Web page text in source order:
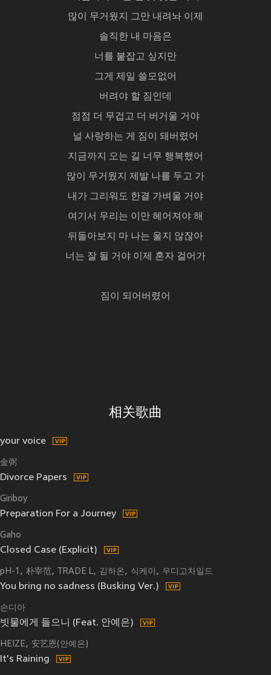
많이 무거웠지 그만 내려놔 이제
솔직한 내 마음은
너를 붙잡고 싶지만
그게 제일 쓸모없어
버려야 할 짐인데
점점 더 무겁고 더 버거울 거야
널 사랑하는 게 짐이 돼버렸어
지금까지 오는 길 너무 행복했어
많이 무거웠지 제발 나를 두고 가
내가 그리워도 한결 가벼울 거야
여기서 우리는 이만 헤어져야 해
뒤돌아보지 마 나는 울지 않잖아
너는 잘 될 거야 이제 혼자 걸어가
짐이 되어버렸어
相关歌曲
your voice
金弼
Divorce Papers
Giriboy
Preparation For a Journey
Gaho
Closed Case (Explicit)
pH-1 朴宰范 TRADE L 김하온 식케이 우디고차일드
You bring no sadness (Busking Ver.)
손디아
빗물에게 들으니 (Feat. 안예은)
HEIZE 安艺恩(안예은)
It's Raining